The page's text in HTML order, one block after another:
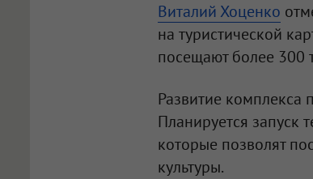
Виталий Хоценко
на туристической
посещают более 300
Развитие комплекса
Планируется запуск
которые позволят
культуры.